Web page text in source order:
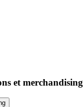
et merchandising